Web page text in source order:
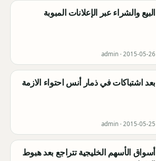
البيع والشراء عبر الإعلانات المبوبة
admin · 2015-05-26
بعد اشتباكات في ذمار أنس احتواء الازمة
admin · 2015-05-25
أسواق الأسهم الخليجية تتراجع بعد هبوط